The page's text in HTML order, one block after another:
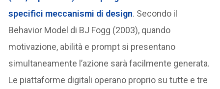
specifici meccanismi di design. Secondo il
Behavior Model di BJ Fogg (2003), quando
motivazione, abilità e prompt si presentano
simultaneamente l’azione sarà facilmente generata.
Le piattaforme digitali operano proprio su tutte e tre